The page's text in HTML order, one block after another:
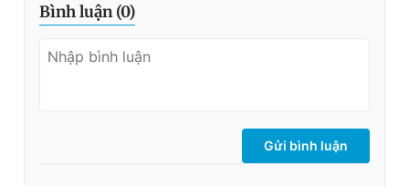
Bình luận (0)
Gửi bình luận